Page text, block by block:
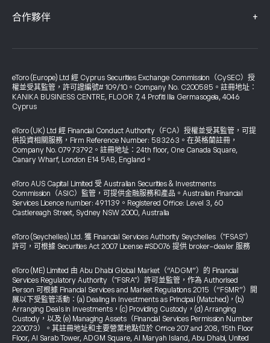
合作夥伴 +
eToro (Europe) Ltd 經 Cyprus Securities Exchange Commission（CySEC）授
權並受其監管，許可證編號# 109/10。Company No. C200585。註冊地址：
KANIKA BUSINESS CENTRE, FLOOR 7, 4 Profiti Ilia Germasogeia, 4046
Cyprus
eToro (UK) Ltd 經 Financial Conduct Authority（FCA）授權並受其監管，可提
供投資相關服務，Firm Reference Number: 583263。在英格蘭註冊，
Company No. 07973792。註冊地址：24th floor, One Canada Square,
Canary Wharf, London E14 5AB, England。
eToro AUS Capital Limited 受 Australian Securities & Investments
Commission（ASIC）監管，可提供金融服務和產品。Australian Financial
Services Licence number: 491139。Registered Office: Level 3, 60
Castlereagh Street, Sydney NSW 2000, Australia
eToro (Seychelles) Ltd. 獲 Financial Services Authority Seychelles（"FSAS"）
許可，可根據 Securities Act 2007 License #SD076 提供 broker-dealer 服務
eToro (ME) Limited 由 Abu Dhabi Global Market（“ADGM”）的 Financial
Services Regulatory Authority（"FSRA"）許可並監管，作為 Authorised
Person 可根據 Financial Services and Market Regulations 2015（“FSMR”）開
展以下受監管活動：(a) Dealing in Investments as Principal (Matched)，(b)
Arranging Deals in Investments，(c) Providing Custody，(d) Arranging
Custody，以及 (e) Managing Assets（Financial Services Permission Number
220073）。其註冊地址和主要營業地點位於 Office 207 and 208, 15th Floor
Floor, Al Sarab Tower, ADGM Square, Al Maryah Island, Abu Dhabi, United